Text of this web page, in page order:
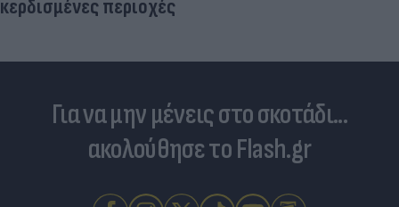
Για να μην μένεις στο σκοτάδι...
ακολούθησε το Flash.gr